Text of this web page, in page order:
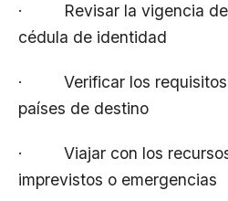
· Revisar la vigencia del
cédula de identidad
· Verificar los requisitos
países de destino
· Viajar con los recursos
imprevistos o emergencias